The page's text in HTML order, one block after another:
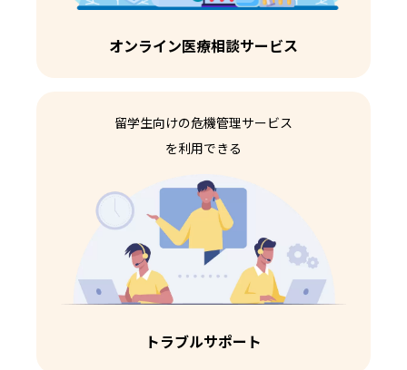
オンライン医療相談サービス
留学生向けの危機管理サービス
を利用できる
トラブルサポート